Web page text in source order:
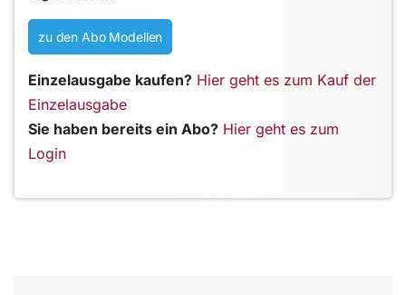
zu den Abo Modellen
Einzelausgabe kaufen? Hier geht es zum Kauf der
Einzelausgabe
Sie haben bereits ein Abo? Hier geht es zum
Login